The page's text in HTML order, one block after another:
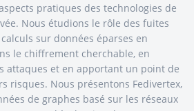
pratiques des technologies de
Nous étudions le rôle des fuites
sur données éparses en
le chiffrement cherchable, en
attaques et en apportant un point de
risques. Nous présentons Fedivertex,
de graphes basé sur les réseaux